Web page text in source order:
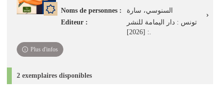
Noms de personnes :
السنوسي، سارة
Editeur :
تونس : دار اليمامة للنشر
: [2026].
Plus d'infos
2 exemplaires disponibles